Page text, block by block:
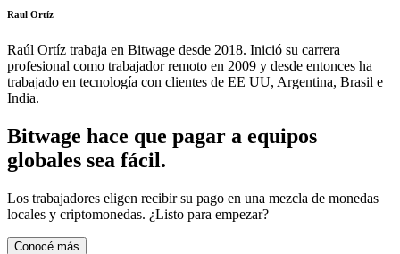
Raul Ortíz
Raúl Ortíz trabaja en Bitwage desde 2018. Inició su carrera
profesional como trabajador remoto en 2009 y desde entonces ha
trabajado en tecnología con clientes de EE UU, Argentina, Brasil e
India.
Bitwage hace que pagar a equipos
globales sea fácil.
Los trabajadores eligen recibir su pago en una mezcla de monedas
locales y criptomonedas. ¿Listo para empezar?
Conocé más